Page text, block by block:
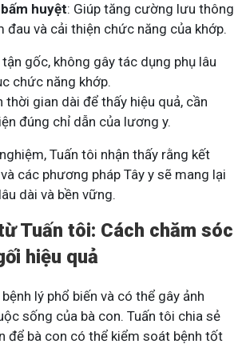
huyệt: Giúp tăng cường lưu thông
đau và cải thiện chức năng của khớp.
gốc, không gây tác dụng phụ lâu
chức năng khớp.
thời gian dài để thấy hiệu quả, cần
đúng chỉ dẫn của lương y.
Tuấn tôi nhận thấy rằng kết
các phương pháp Tây y sẽ mang lại
dài và bền vững.
Tuấn tôi: Cách chăm sóc
hiệu quả
lý phổ biến và có thể gây ảnh
sống của bà con. Tuấn tôi chia sẻ
để bà con có thể kiểm soát bệnh tốt